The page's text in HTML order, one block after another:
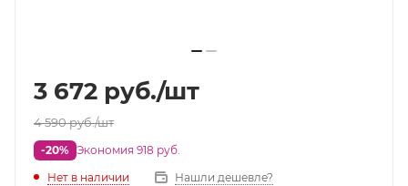
3 672 руб./шт
4 590руб./шт
-20% Экономия 918 руб.
Нет в наличии
Нашли дешевле?